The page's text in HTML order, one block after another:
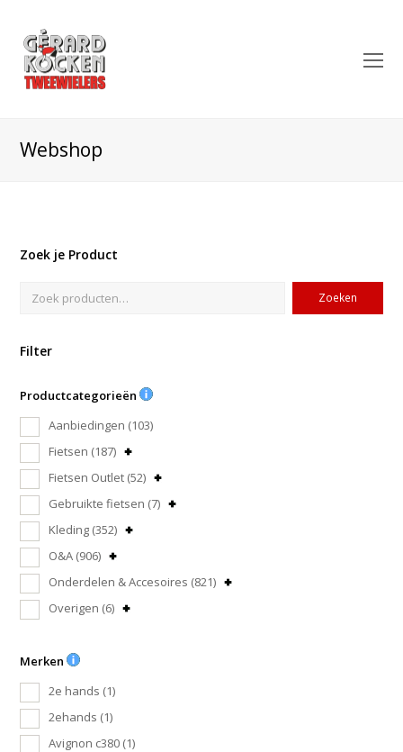
Webshop
Zoek je Product
Zoeken
Filter
Productcategorieën
Aanbiedingen (103)
Fietsen (187)
Fietsen Outlet (52)
Gebruikte fietsen (7)
Kleding (352)
O&A (906)
Onderdelen & Accesoires (821)
Overigen (6)
Merken
2e hands (1)
2ehands (1)
Avignon c380 (1)